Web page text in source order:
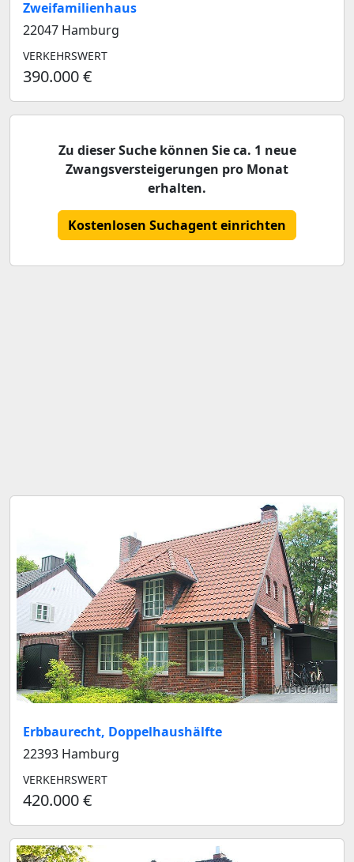
Zweifamilienhaus
22047 Hamburg
VERKEHRSWERT
390.000 €
Zu dieser Suche können Sie ca. 1 neue
Zwangsversteigerungen pro Monat
erhalten.
Kostenlosen Suchagent einrichten
Musterbild
Erbbaurecht, Doppelhaushälfte
22393 Hamburg
VERKEHRSWERT
420.000 €